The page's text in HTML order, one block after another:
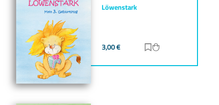
Löwenstark
3,00€ Zur Merkliste